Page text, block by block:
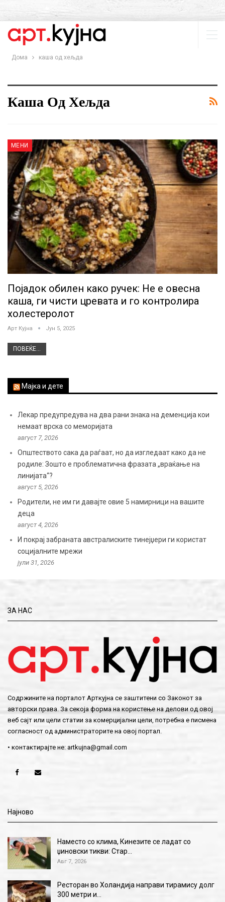
Дома каша од хељда
Каша Од Хељда
МЕНИ
Појадок обилен како ручек: Не е овесна
каша, ги чисти цревата и го контролира
холестеролот
Арт Кујна Јун 5, 2025
ПОВЕЌЕ...
Мајка и дете
Лекар предупредува на два рани знака на деменција кои
немаат врска со меморијата
август 7, 2026
Општеството сака да раѓаат, но да изгледаат како да не
родиле: Зошто е проблематична фразата „враќање на
линијата“?
август 5, 2026
Родители, не им ги давајте овие 5 намирници на вашите
деца
август 4, 2026
И покрај забраната австралиските тинејџери ги користат
социјалните мрежи
јули 31, 2026
ЗА НАС
Содржините на порталот Арткујна се заштитени со Законот за
авторски права. За секоја форма на користење на делови од овој
веб сајт или цели статии за комерцијални цели, потребна е писмена
согласност од администраторите на овој портал.
• контактирајте не: artkujna@gmail.com
Најново
Наместо со клима, Кинезите се ладат со
џиновски тикви: Стар…
Авг 7, 2026
Ресторан во Холандија направи тирамису долг
300 метри и…